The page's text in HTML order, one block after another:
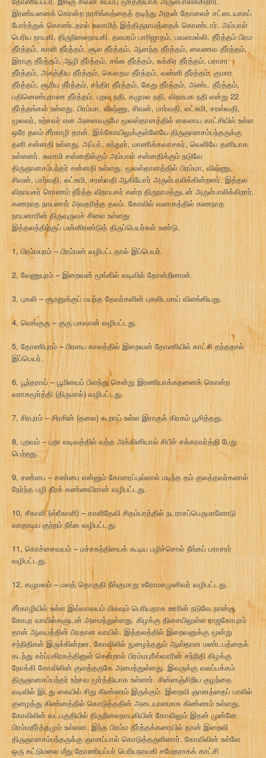
இரண்யனைக் கொன்ற நரசிங்கத்தைத் தடிந்து அதன் தோலைச் சட்டையாகப்
போர்த்துக் கொண்டதால் சுவாமித் இத்திருநாமத்தைக் கொண்டார். அம்பாள்
பெரிய நாயகி, திருநிலைநாயகி. தலமரம் பாரிஜாதம், பவளமல்லி. தீர்த்தம் பிரம
தீர்த்தம், காளி தீர்த்தம், சூல தீர்த்தம், ஆனந்த தீர்த்தம், வைணவ தீர்த்தம்,
இராகு தீர்த்தம், ஆழி தீர்த்தம், சங்க தீர்த்தம், சுக்கிர தீர்த்தம், பராசர
தீர்த்தம், அகத்திய தீர்த்தம், கௌதம தீர்த்தம், வன்னி தீர்த்தம், குமார
தீர்த்தம், சூரிய தீர்த்தம், சந்திர தீர்த்தம், கேது தீர்த்தம், அண்ட தீர்த்தம்,
பதினெண்புராண தீர்த்தம், புறவ நதி, கழுமல நதி, விநாயக நதி என்று 22
தீர்த்தங்கள் உள்ளது. பிரம்மா, விஷ்ணு, சிவன், பார்வதி, லட்சுமி, சரஸ்வதி,
மூலவர், உற்சவர் என அனைவருமே மூலஸ்தானத்தில் கைலாய காட்சியில் உள்ள
ஒரே தலம் சீர்காழி தான். இக்கோயிலுக்குள்ளேயே திருஞானசம்பந்தருக்கு
தனி சன்னதி உள்ளது. அப்பர், சுந்தரர், மாணிக்கவாசகர், வெளியே தனியாக
உள்ளனர். சுவாமி சன்னதிக்கும் அம்பாள் சன்னதிக்கும் நடுவே
திருஞானசம்பந்தர் சன்னதி உள்ளது. மூலஸ்தானத்தில் பிரம்மா, விஷ்ணு,
சிவன், பார்வதி, லட்சுமி, சரஸ்வதி ஆகியோர் அருள்பாலிக்கின்றனர். இத்தல
விநாயகர் ரொணம் தீர்த்த விநாயகர் என்ற திருநாமத்துடன் அருள்பாலிக்கிறார்.
கணநாத நாயனார் அவதரித்த தலம். கோவில் வளாகத்தில் கணநாத
நாயனாரின் திருவுருவச் சிலை உள்ளது
இத்தலத்திற்குப் பன்னிரண்டுத் திருப்பெயர்கள் உண்டு.
1, பிரம்மபுரம் – பிரம்மன் வழிபட்டதால் இப்பெயர்.
2, வேணுபுரம் – இறைவன் மூங்கில் வடிவில் தோன்றினான்.
3, புகலி – சூரனுக்குப் பயந்த தேவர்களின் புகலிடமாய் விளங்கியது.
4, வெங்குரு – குரு பகவான் வழிபட்டது.
5, தோணிபுரம் – பிரளய காலத்தில் இறைவன் தோணியில் காட்சி தந்ததால்
இப்பெயர்.
6, பூந்தராய் – பூமியைப் பிளந்து சென்று இரணியாக்கதனைக் கொன்ற
வராகமூர்த்தி (திருமால்) வழிபட்டது.
7, சிரபுரம் – சிரசின் (தலை) கூறாய் உள்ள இராகுக் கிரகம் பூசித்தது.
8, புறவம் – புறா வடிவத்தில் வந்த அக்கினியால் சிபிச் சக்கரவர்த்தி பேறு
பெற்றது.
9, சண்பை – சண்பை என்னும் கோரைப்புல்லால் மடிந்த தம் குலத்தவர்களால்
நேர்ந்த பழி தீரக் கண்ணபிரான் வழிபட்டது.
10, சீகாளி (ஸ்ரீகாளி) – காளிதேவி சிதம்பரத்தில் நடராசப்பெருமானோடு
வாதாடிய குற்றம் நீங்க வழிபட்டது.
11, கொச்சைவயம் – மச்சகந்தியைக் கூடிய பழிச்சொல் நீங்கப் பராசரர்
வழிபட்டது.
12, கழுமலம் – மலத் தொகுதி நீங்குமாறு உரோமசமுனிவர் வழிபட்டது.
சீர்காழியில் உள்ள இவ்வாலயம் மிகவும் பெரியதாக ஊரின் நடுவே நான்கு
கோபுர வாயில்களுடன் அமைந்துள்ளது. கிழக்கு திசையிலுள்ள ராஜகோபுரம்
தான் ஆலயத்தின் பிரதான வாயில். இத்தலத்தில் இறைவனுக்கு மூன்று
சந்நிதிகள் இருக்கின்றன. கோவிலில் நுழைந்ததும் ஆஸ்தான மண்டபத்தைக்
கடந்து கர்ப்பகிரகத்தினுள் சென்றால் பிரம்மபுரீஸ்வரரின் சந்நிதி கிழக்கு
நோக்கி கோவிலின் குளத்தருகே அமைந்துள்ளது. இவருக்கு வலப்பக்கம்
திருஞானசம்பந்தர் உற்சவ மூர்த்தியாக உள்ளார். சின்னஞ்சிறிய குழந்தை
வடிவில் இடது கையில் சிறு கிண்ணம் இருக்கும். இறைவி ஞானத்தைப் பாலில்
குழைத்து கிண்னத்தில் கொடுத்ததின் அடையாளமாக கிண்ணம் உள்ளது.
கோவிலின் வடபகுதியில் திருநிலைநாயகியின் கோவிலும் இதன் முன்னே
பிரம்மதீர்த்தமும் உள்ளன. இந்த பிரம்ம தீர்த்தக்கரையில் தான் இறைவி
திருஞானசம்பந்தருக்கு ஞானப்பால் கொடுத்தருளினார். கோவிலின் உள்ளே
ஒரு கட்டுமலை மீது தோணியப்பர் பெரியநாயகி சமேதராகக் காட்சி